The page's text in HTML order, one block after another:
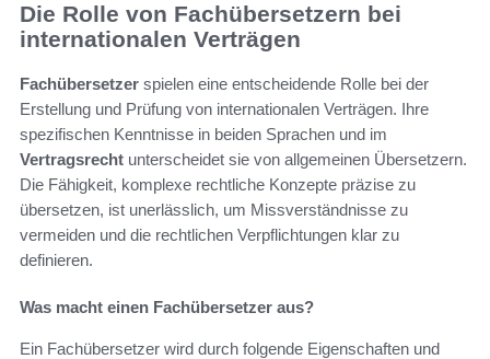
Die Rolle von Fachübersetzern bei
internationalen Verträgen
Fachübersetzer spielen eine entscheidende Rolle bei der
Erstellung und Prüfung von internationalen Verträgen. Ihre
spezifischen Kenntnisse in beiden Sprachen und im
Vertragsrecht unterscheidet sie von allgemeinen Übersetzern.
Die Fähigkeit, komplexe rechtliche Konzepte präzise zu
übersetzen, ist unerlässlich, um Missverständnisse zu
vermeiden und die rechtlichen Verpflichtungen klar zu
definieren.
Was macht einen Fachübersetzer aus?
Ein Fachübersetzer wird durch folgende Eigenschaften und